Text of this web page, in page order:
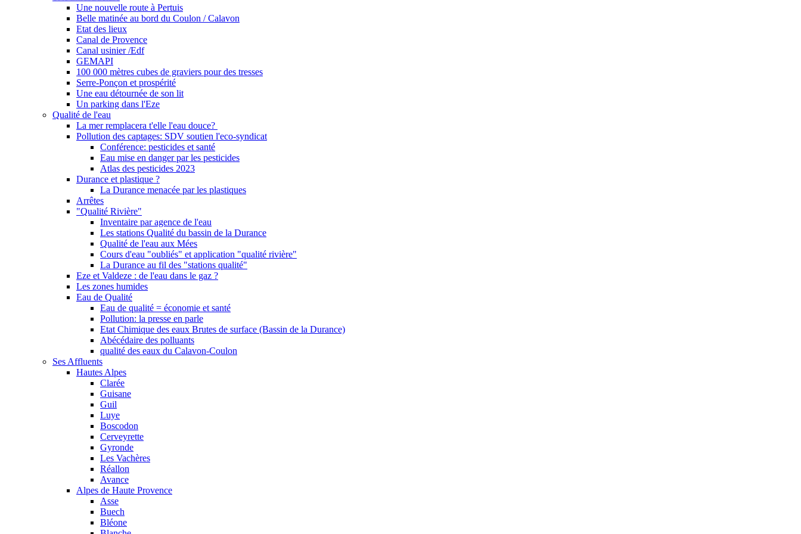
Une nouvelle route à Pertuis
Belle matinée au bord du Coulon / Calavon
Etat des lieux
Canal de Provence
Canal usinier /Edf
GEMAPI
100 000 mètres cubes de graviers pour des tresses
Serre-Ponçon et prospérité
Une eau détournée de son lit
Un parking dans l'Eze
Qualité de l'eau
La mer remplacera t'elle l'eau douce?
Pollution des captages: SDV soutien l'eco-syndicat
Conférence: pesticides et santé
Eau mise en danger par les pesticides
Atlas des pesticides 2023
Durance et plastique ?
La Durance menacée par les plastiques
Arrêtes
"Qualité Rivière"
Inventaire par agence de l'eau
Les stations Qualité du bassin de la Durance
Qualité de l'eau aux Mées
Cours d'eau "oubliés" et application "qualité rivière"
La Durance au fil des "stations qualité"
Eze et Valdeze : de l'eau dans le gaz ?
Les zones humides
Eau de Qualité
Eau de qualité = économie et santé
Pollution: la presse en parle
Etat Chimique des eaux Brutes de surface (Bassin de la Durance)
Abécédaire des polluants
qualité des eaux du Calavon-Coulon
Ses Affluents
Hautes Alpes
Clarée
Guisane
Guil
Luye
Boscodon
Cerveyrette
Gyronde
Les Vachères
Réallon
Avance
Alpes de Haute Provence
Asse
Buech
Bléone